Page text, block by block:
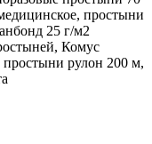
простыни
25 г/м2
Комус
рулон 200 м,